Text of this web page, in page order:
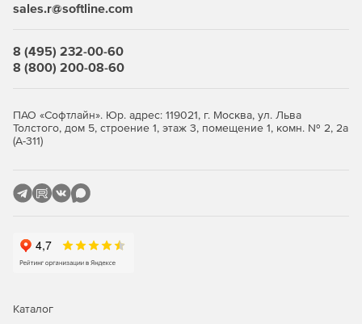
Безопасный доступ пользователей VPN к ресурсам
сетей общего пользования
соответствии с ГОСТ 28147–89.
Безопасный доступ удаленных пользователей к
Создание информационных подсистем с разделением
доступа на физическом уровне.
пользователей, работающих на компьютерах в
sales.r@softline.com
8 (495) 232-00-60
8 (800) 200-08-60
ПАО «Софтлайн». Юр. адрес: 119021, г. Москва, ул. Льва
Толстого, дом 5, строение 1, этаж 3, помещение 1, комн. № 2, 2а
(А-311)
Каталог